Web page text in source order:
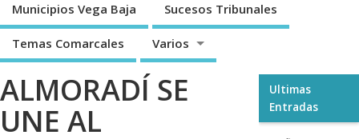
Municipios Vega Baja Sucesos Tribunales
Temas Comarcales Varios
ALMORADÍ SE
UNE AL
Ultimas
Entradas